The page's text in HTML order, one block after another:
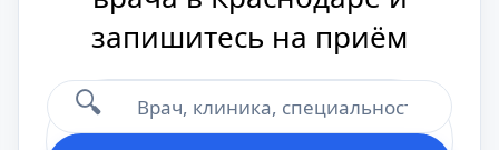
запишитесь на приём
🔍